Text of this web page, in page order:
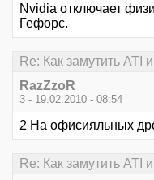
Nvidia отключает
Гефорс.
Re: Как замутить ATI
RazZzoR
3 - 19.02.2010 - 08:54
2 На офисияльных
Re: Как замутить ATI